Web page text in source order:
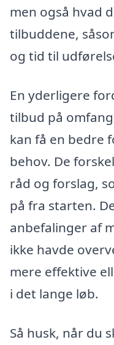
men også hvad
tilbuddene,
og tid til
En yderligere
tilbud på
kan få en bedre
behov. De
råd og forslag,
på fra starten.
anbefalinger af
ikke havde
mere effektive
i det lange løb.
Så husk, når du